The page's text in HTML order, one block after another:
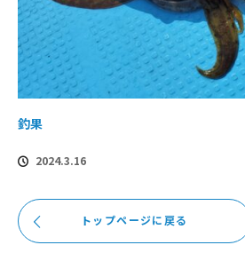
釣果
2024.3.16
トップページに戻る